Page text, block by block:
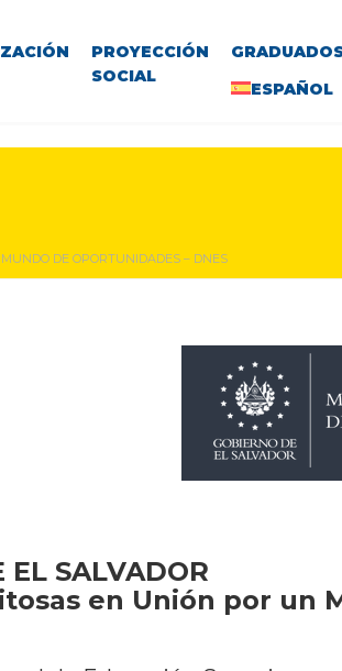
PROYECCIÓN
SOCIAL
ESPAÑOL
DE OPORTUNIDADES – DNES
EL SALVADOR
en Unión por un